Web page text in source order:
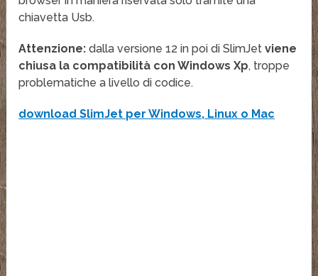
chiavetta Usb.
Attenzione: dalla versione 12 in poi di SlimJetviene
chiusa la compatibilità con Windows Xp, troppe
problematiche a livello di codice.
download SlimJet per Windows, Linux o Mac